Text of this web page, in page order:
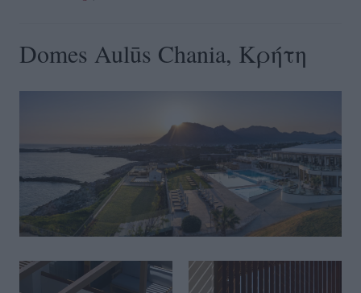
Domes Aulūs Chania, Κρήτη